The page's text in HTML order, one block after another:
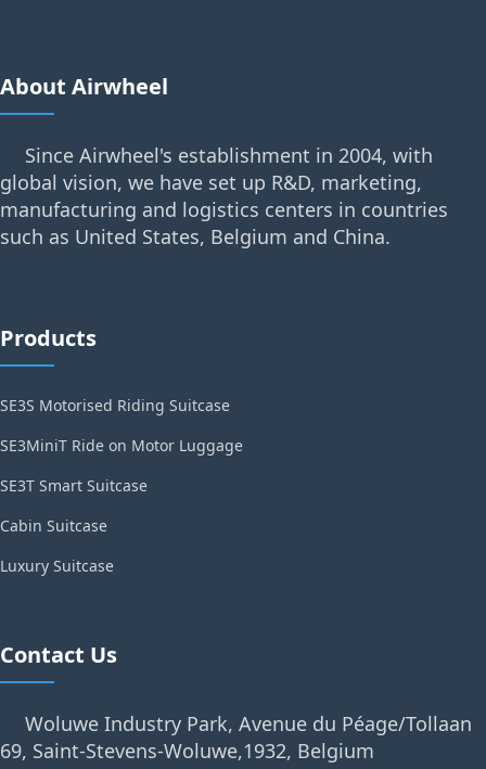
About Airwheel
Since Airwheel's establishment in 2004, with
global vision, we have set up R&D, marketing,
manufacturing and logistics centers in countries
such as United States, Belgium and China.
Products
SE3S Motorised Riding Suitcase
SE3MiniT Ride on Motor Luggage
SE3T Smart Suitcase
Cabin Suitcase
Luxury Suitcase
Contact Us
Woluwe Industry Park, Avenue du Péage/Tollaan
69, Saint-Stevens-Woluwe,1932, Belgium